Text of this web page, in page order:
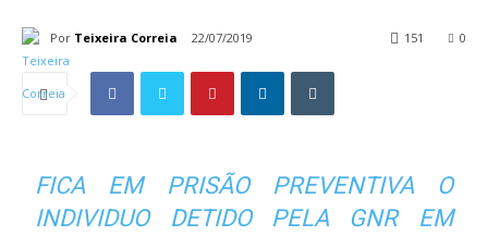
Por Teixeira Correia 22/07/2019 0
151
FICA EM PRISÃO PREVENTIVA O
INDIVIDUO DETIDO PELA GNR EM